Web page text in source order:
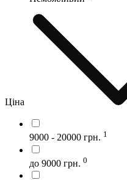
Ціна
9000 - 20000 грн. 1
до 9000 грн. 0